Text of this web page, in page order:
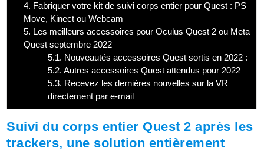
4. Fabriquer votre kit de suivi corps entier pour Quest : PS
Move, Kinect ou Webcam
5. Les meilleurs accessoires pour Oculus Quest 2 ou Meta
Quest septembre 2022
5.1. Nouveautés accessoires Quest sortis en 2022 :
5.2. Autres accessoires Quest attendus pour 2022
5.3. Recevez les dernières nouvelles sur la VR
directement par e-mail
Suivi du corps entier Quest 2 après les
trackers, une solution entièrement